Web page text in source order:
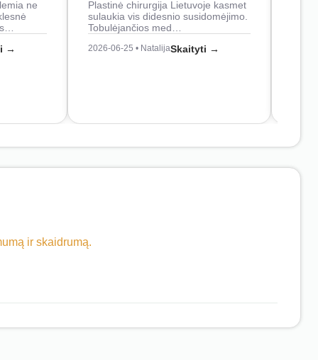
ne
→
Plastinė chirurgija Lietuvoje kasmet
sulaukia vis didesnio susidomėjimo.
Tobulėjančios med…
2026-06-25 • NatalijaSkaityti →
ir skaidrumą.